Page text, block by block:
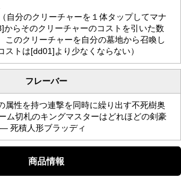
自分のクリーチャーを１体タップしてマナ
からそのクリーチャーのコストを引いた数
このクリーチャーを自分の墓地から召喚し
ストは[dd01]より少なくならない）
フレーバー
属性を持つ連撃を同時に繰り出す不死樹奥
ム切札のキングマスターはどれほどの剣豪
死積人形ブラッディ
商品情報